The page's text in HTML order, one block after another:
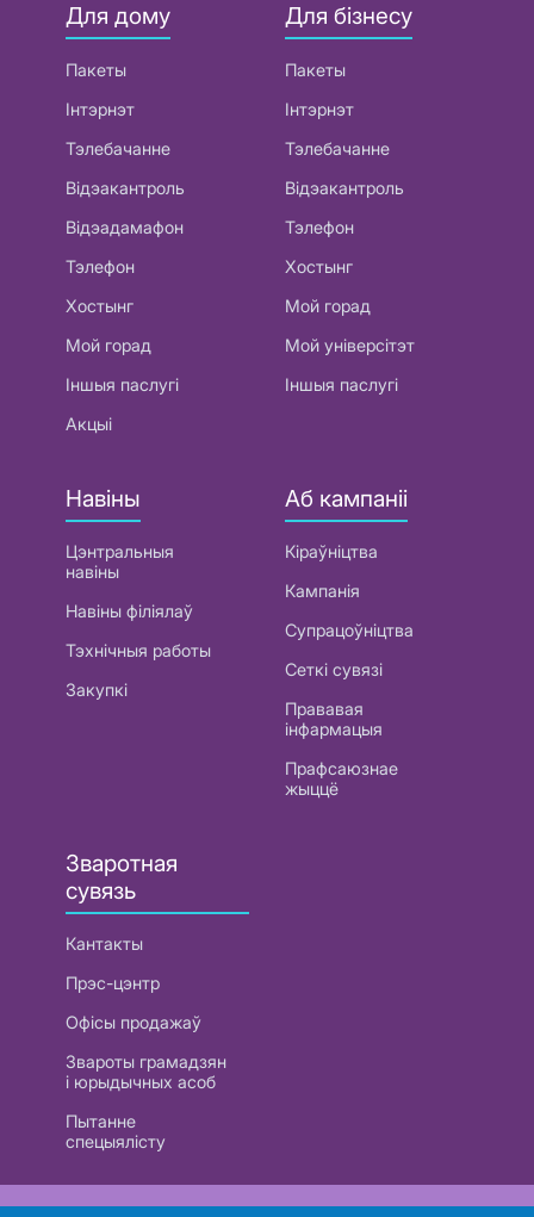
Для дому
Пакеты
Інтэрнэт
Тэлебачанне
Відэакантроль
Відэадамафон
Тэлефон
Хостынг
Мой горад
Іншыя паслугі
Акцыі
Для бізнесу
Пакеты
Інтэрнэт
Тэлебачанне
Відэакантроль
Тэлефон
Хостынг
Мой горад
Мой універсітэт
Іншыя паслугі
Навіны
Цэнтральныя
навіны
Навіны філіялаў
Тэхнічныя работы
Закупкі
Аб кампаніі
Кіраўніцтва
Кампанія
Супрацоўніцтва
Сеткі сувязі
Прававая
інфармацыя
Прафсаюзнае
жыццё
Зваротная
сувязь
Кантакты
Прэс-цэнтр
Офісы продажаў
Звароты грамадзян
і юрыдычных асоб
Пытанне
спецыялісту